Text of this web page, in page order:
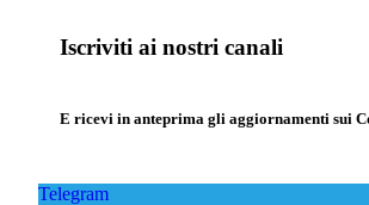
Iscriviti ai nostri canali
E ricevi in anteprima gli aggiornamenti sui
Telegram